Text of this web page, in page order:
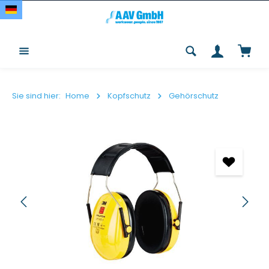
Zum Hauptinhalt springen
Sie sind hier: Home Kopfschutz Gehörschutz